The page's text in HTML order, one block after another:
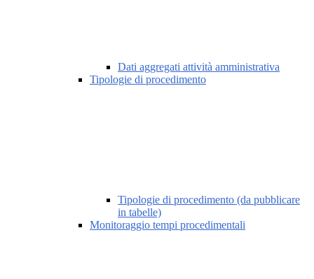
Dati aggregati attività amministrativa
Tipologie di procedimento
Tipologie di procedimento (da pubblicare
in tabelle)
Monitoraggio tempi procedimentali